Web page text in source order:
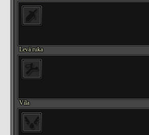
Levá ruka
Víla